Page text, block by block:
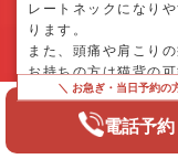
レートネックになり
ります。
また、頭痛や肩こり
お持ちの方は猫背の
高いです。ご自宅でも
猫背矯正もお伝えして
デスクワークなどに
電話予約